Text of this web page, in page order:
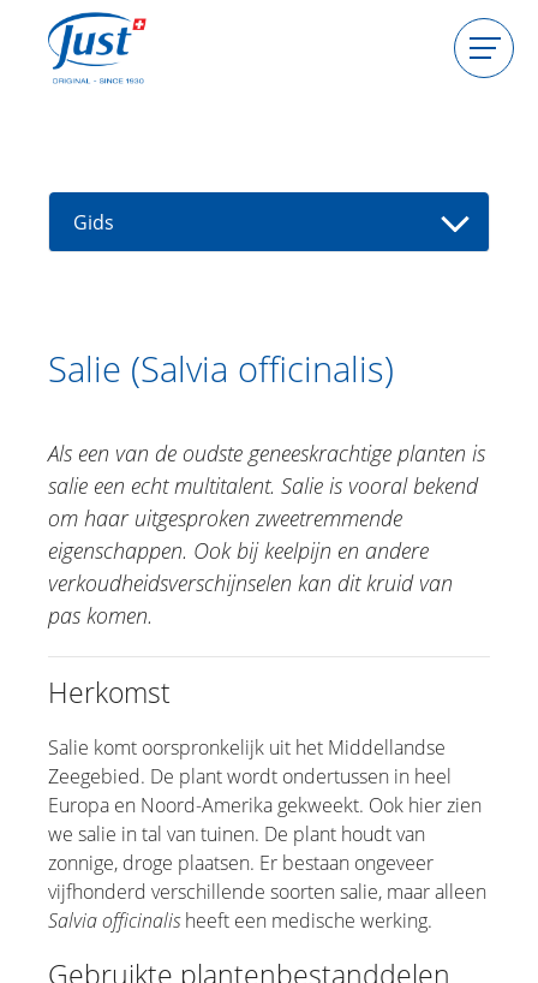
Consulente worden
Gids
Gids
Alpenroos
Valkruid
Blaasjeswingerd
Echinacea
Edelweiss
Eucalyptus
Tuinkers
Kamille
Lavendel
Malva
Muisdoorn
Melisse
Teunisbloemolie
Physalis
Salie (Salvia officinalis)
Als een van de oudste geneeskrachtige planten is
salie een echt multitalent. Salie is vooral bekend
om haar uitgesproken zweetremmende
eigenschappen. Ook bij keelpijn en andere
verkoudheidsverschijnselen kan dit kruid van
pas komen.
Herkomst
Salie komt oorspronkelijk uit het Middellandse
Zeegebied. De plant wordt ondertussen in heel
Europa en Noord-Amerika gekweekt. Ook hier zien
we salie in tal van tuinen. De plant houdt van
zonnige, droge plaatsen. Er bestaan ongeveer
vijfhonderd verschillende soorten salie, maar alleen
Salvia officinalisheeft een medische werking.
Gebruikte plantenbestanddelen